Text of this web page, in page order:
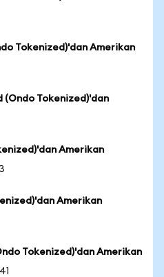
Tokenized)'dan Amerikan
(Ondo Tokenized)'dan
Amerikan
Amerikan
Tokenized)'dan Amerikan